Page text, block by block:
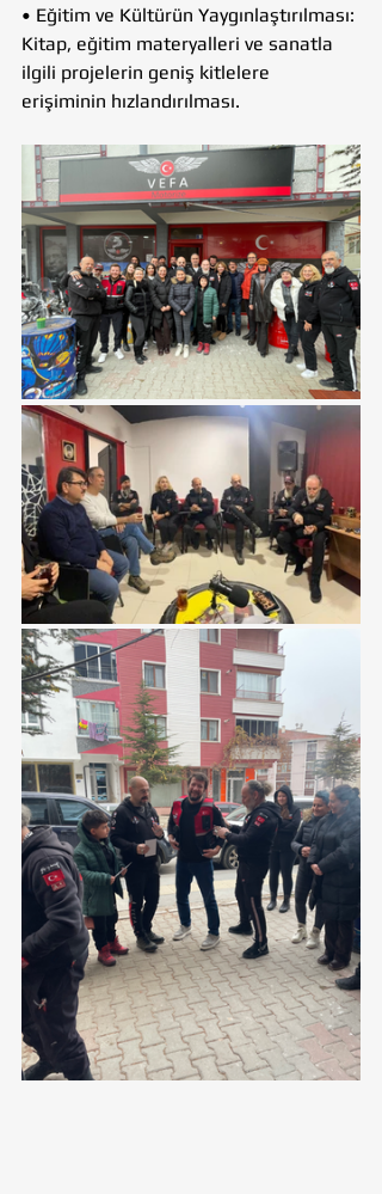
• Eğitim ve Kültürün Yaygınlaştırılması:
Kitap, eğitim materyalleri ve sanatla
ilgili projelerin geniş kitlelere
erişiminin hızlandırılması.